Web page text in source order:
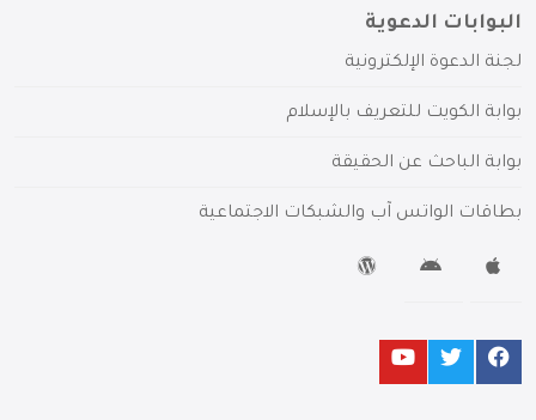
البوابات الدعوية
لجنة الدعوة الإلكترونية
بوابة الكويت للتعريف بالإسلام
بوابة الباحث عن الحقيقة
بطاقات الواتس آب والشبكات الاجتماعية